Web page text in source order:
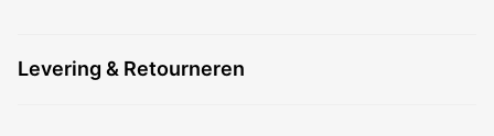
Levering & Retourneren